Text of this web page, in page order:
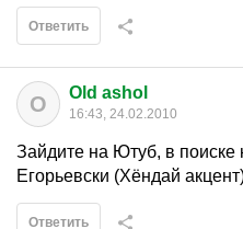
Ответить
O Old ashol
16:43, 24.02.2010
Зайдите на Ютуб, в поиске
Егорьевски (Хёндай
Ответить